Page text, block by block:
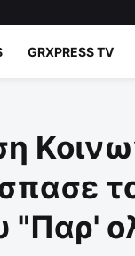
GRXPRESS TV
"Παρ'